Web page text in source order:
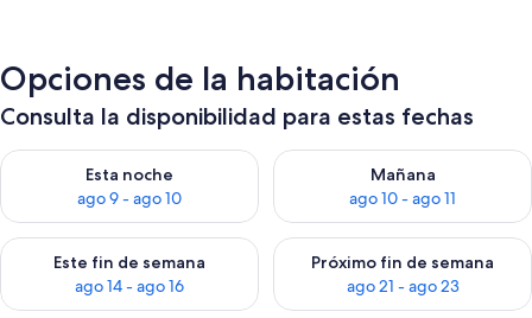
Opciones de la habitación
Consulta la disponibilidad para estas fechas
Esta noche
ago 9 - ago 10
Consulta la disponibilidad para esta noche, ago 9 - ago 10
Mañana
ago 10 - ago 11
Consulta la disponibilidad
Este fin de semana
ago 14 - ago 16
Consulta la disponibilidad para este fin de semana, ago 14 -
Próximo fin de semana
ago 21 - ago 23
Consulta la disponibilidad